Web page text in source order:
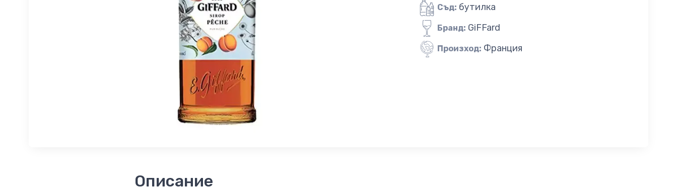
Съд: бутилка
Бранд: GiFFard
Произход: Франция
Описание